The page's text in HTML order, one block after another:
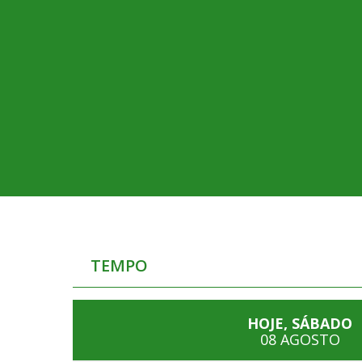
TEMPO
HOJE, SÁBADO
08 AGOSTO